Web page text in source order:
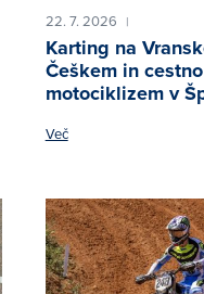
22. 7. 2026 |
Karting na
Češkem in
motociklizem v
Več